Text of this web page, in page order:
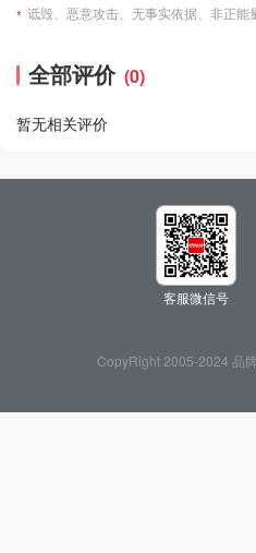
* 诋毁、恶意攻击、无事实依据、非正
全部评价 (0)
暂无相关评价
客服微信号
CopyRight 2005-2024 品